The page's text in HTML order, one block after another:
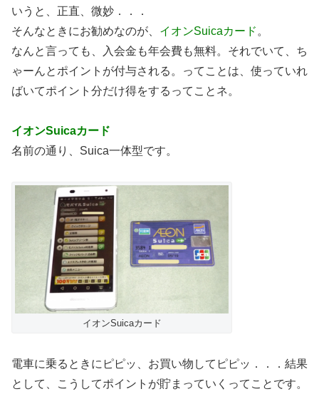
いうと、正直、微妙．．．
そんなときにお勧めなのが、 イオンSuicaカード 。
なんと言っても、入会金も年会費も無料。それでいて、ち
ゃーんとポイントが付与される。ってことは、使っていれ
ばいてポイント分だけ得をするってことネ。
イオンSuicaカード
名前の通り、Suica一体型です。
イオンSuicaカード
電車に乗るときにピピッ、お買い物してピピッ．．．結果
として、こうしてポイントが貯まっていくってことです。